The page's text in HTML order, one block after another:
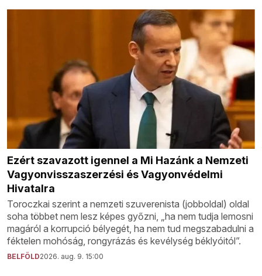
Ezért szavazott igennel a Mi Hazánk a Nemzeti
Vagyonvisszaszerzési és Vagyonvédelmi
Hivatalra
Toroczkai szerint a nemzeti szuverenista (jobboldal) oldal
soha többet nem lesz képes győzni, „ha nem tudja lemosni
magáról a korrupció bélyegét, ha nem tud megszabadulni a
féktelen mohóság, rongyrázás és kevélység béklyóitól”.
BELFÖLD2026. aug. 9. 15:00